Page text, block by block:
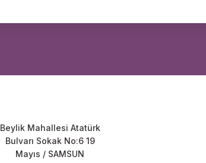
Beylik Mahallesi Atatürk
Bulvarı Sokak No:6 19
Mayıs / SAMSUN